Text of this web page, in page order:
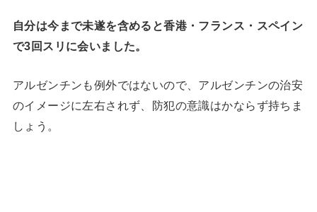
自分は今まで未遂を含めると香港・フランス・スペイン
で3回スリに会いました。
アルゼンチンも例外ではないので、アルゼンチンの治安
のイメージに左右されず、防犯の意識はかならず持ちま
しょう。